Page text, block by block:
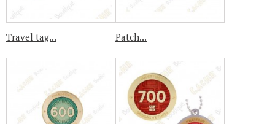
Travel tag... Patch...